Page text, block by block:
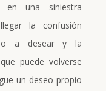
en una siniestra
la confusión
a desear y la
puede volverse
un deseo propio